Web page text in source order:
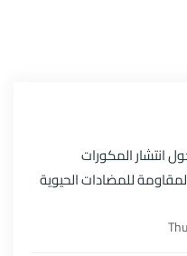
انتشار المكورات
للمضادات الحيوية